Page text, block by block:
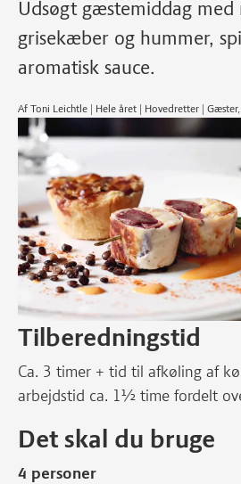
Udsøgt gæstemiddag med
grisekæber og hummer,
aromatisk sauce.
Af Toni Leichtle | Hele året | Hovedretter |
Tilberedningstid
Ca. 3 timer + tid til afkøling af
arbejdstid ca. 1½ time fordelt
Det skal du bruge
4 personer